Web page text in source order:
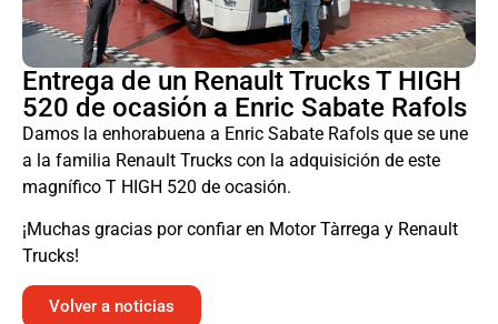
Entrega de un Renault Trucks T HIGH
520 de ocasión a Enric Sabate Rafols
Damos la enhorabuena a Enric Sabate Rafols que se une
a la familia Renault Trucks con la adquisición de este
magnífico T HIGH 520 de ocasión.
¡Muchas gracias por confiar en Motor Tàrrega y Renault
Trucks!
Volver a noticias